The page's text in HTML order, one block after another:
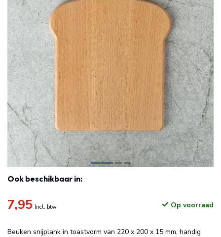
Ook beschikbaar in:
7,95 Incl. btw Op voorraad
Beuken snijplank in toastvorm van 220 x 200 x 15 mm, handig